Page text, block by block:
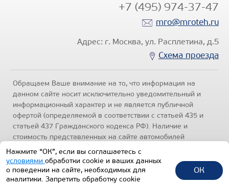
+7 (495) 974-37-47
mro@mroteh.ru
Адрес: г. Москва, ул. Расплетина, д.5
Схема проезда
Обращаем Ваше внимание на то, что информация на
данном сайте носит исключительно уведомительный и
информационный характер и не является публичной
офертой (определяемой в соответствии с статьей 435 и
статьей 437 Гражданского кодекса РФ). Наличие и
стоимость представленных на сайте автомобилей
уточняйте по телефонам отделов продаж, представленных
в разделе "Контакты" настоящего ресурса.
конфиденциальности.
Нажмите “ОК”, если вы соглашаетесь с
условиями обработки cookie и ваших данных
о поведении на сайте, необходимых для
аналитики. Запретить обработку cookie
ОК